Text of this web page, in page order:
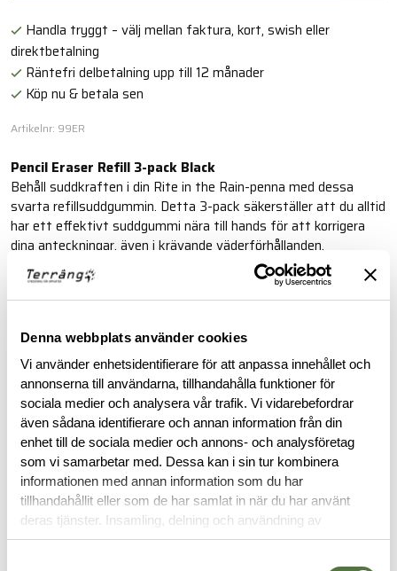
Denna webbplats använder cookies
Vi använder enhetsidentifierare för att anpassa innehållet och
annonserna till användarna, tillhandahålla funktioner för
sociala medier och analysera vår trafik. Vi vidarebefordrar
även sådana identifierare och annan information från din
enhet till de sociala medier och annons- och analysföretag
som vi samarbetar med. Dessa kan i sin tur kombinera
informationen med annan information som du har
tillhandahållit eller som de har samlat in när du har använt
deras tjänster. Insamling, delning och användning av
personuppgifter kan användas för personalisering av
Handla tryggt – välj mellan faktura, kort, swish eller
direktbetalning
Räntefri delbetalning upp till 12 månader
Köp nu & betala sen
Artikelnr: 99ER
Pencil Eraser Refill 3-pack Black
Behåll suddkraften i din Rite in the Rain-penna med dessa
svarta refillsuddgummin. Detta 3-pack säkerställer att du alltid
har ett effektivt suddgummi nära till hands för att korrigera
dina anteckningar, även i krävande väderförhållanden.
Läs mer
BESKRIVNING
RECENSIONER
OM VARUMÄRKET
BLOCK & PENNOR